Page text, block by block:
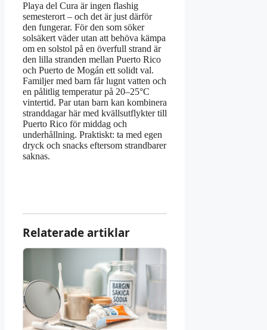
Playa del Cura är ingen flashig
semesterort – och det är just därför
den fungerar. För den som söker
solsäkert väder utan att behöva kämpa
om en solstol på en överfull strand är
den lilla stranden mellan Puerto Rico
och Puerto de Mogán ett solidt val.
Familjer med barn får lugnt vatten och
en pålitlig temperatur på 20–25°C
vintertid. Par utan barn kan kombinera
stranddagar här med kvällsutflykter till
Puerto Rico för middag och
underhållning. Praktiskt: ta med egen
dryck och snacks eftersom strandbarer
saknas.
Relaterade artiklar